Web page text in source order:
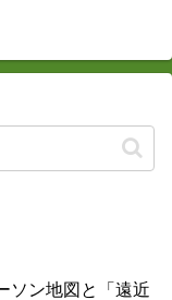
ソン地図と「遠近